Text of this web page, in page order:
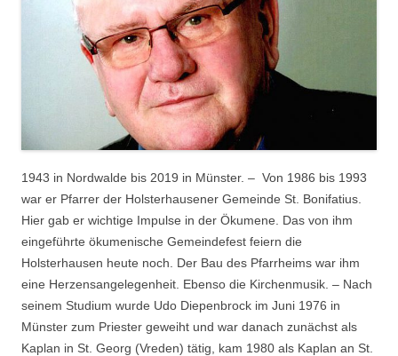
1943 in Nordwalde bis 2019 in Münster. – Von 1986 bis 1993
war er Pfarrer der Holsterhausener Gemeinde St. Bonifatius.
Hier gab er wichtige Impulse in der Ökumene. Das von ihm
eingeführte ökumenische Gemeindefest feiern die
Holsterhausen heute noch. Der Bau des Pfarrheims war ihm
eine Herzensangelegenheit. Ebenso die Kirchenmusik. – Nach
seinem Studium wurde Udo Diepenbrock im Juni 1976 in
Münster zum Priester geweiht und war danach zunächst als
Kaplan in St. Georg (Vreden) tätig, kam 1980 als Kaplan an St.